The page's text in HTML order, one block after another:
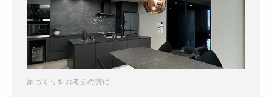
家づくりをお考えの方に